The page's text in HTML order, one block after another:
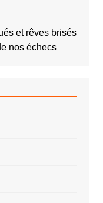
et rêves brisés
nos échecs